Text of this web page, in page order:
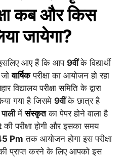
कब और किस
जायेगा?
आए हैं कि आप 9वींके विद्यार्थी
जोवार्षिकपरीक्षा का आयोजन हो रहा
परीक्षा समिति के द्वारा
गया है जिसमे 9वींके छात्र है
मेंसंस्कृतका पेपर होने वाला है
की परीक्षा होगी और इसका समय
Pm तक आयोजन होगा इस परीक्षा
प्राप्त करने के लिए आपको इस